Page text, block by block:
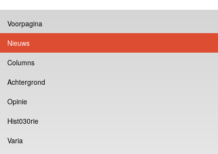
Voorpagina
Nieuws
Columns
Achtergrond
Opinie
Hist030rie
Varia